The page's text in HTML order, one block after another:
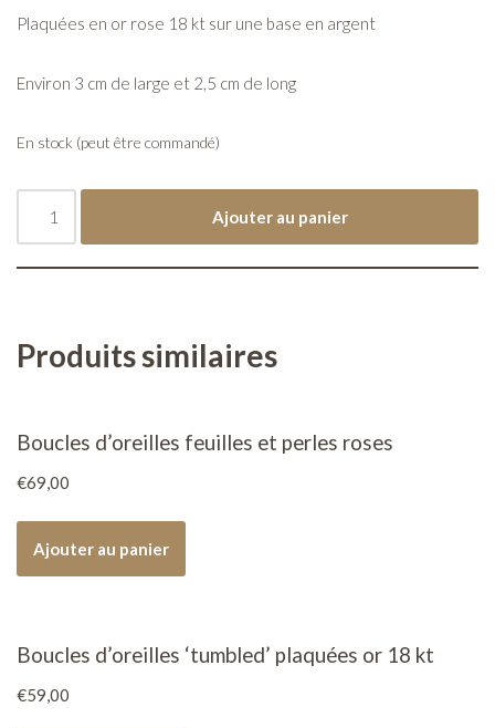
Plaquées en or rose 18 kt sur une base en argent
Environ 3 cm de large et 2,5 cm de long
En stock (peut être commandé)
Ajouter au panier
Produits similaires
Boucles d’oreilles feuilles et perles roses
€69,00
Ajouter au panier
Boucles d’oreilles ‘tumbled’ plaquées or 18 kt
€59,00